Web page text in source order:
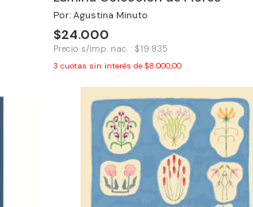
Por: Agustina Minuto
$24.000
Precio s/imp. nac. : $19.835
3 cuotas sin interés de $8.000,00